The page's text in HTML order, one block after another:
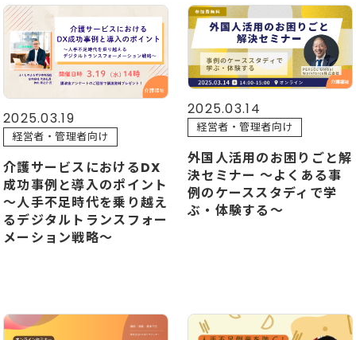
2025.03.19
経営者・管理者向け
介護サービスにおけるDX
成功事例と導入のポイント
～人手不足時代を乗り越え
るデジタルトランスフォー
メーション戦略～
2025.03.14
経営者・管理者向け
外国人活用のお困りごと解
決セミナー ～よくある事
例のケーススタディで学
ぶ・体験する～